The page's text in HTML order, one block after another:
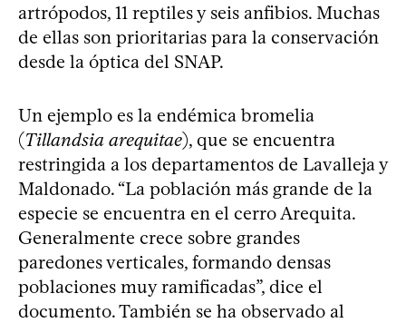
artrópodos, 11 reptiles y seis anfibios. Muchas
de ellas son prioritarias para la conservación
desde la óptica del SNAP.
Un ejemplo es la endémica bromelia
(Tillandsia arequitae), que se encuentra
restringida a los departamentos de Lavalleja y
Maldonado. “La población más grande de la
especie se encuentra en el cerro Arequita.
Generalmente crece sobre grandes
paredones verticales, formando densas
poblaciones muy ramificadas”, dice el
documento. También se ha observado al